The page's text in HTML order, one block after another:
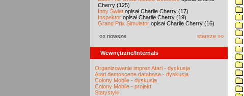
Cherry (125)
Inny Świat opisał Charlie Cherry (17)
Inspektor opisał Charlie Cherry (19)
Grand Prix Simulator opisał Charlie Cherry (16)
«« nowsze starsze »»
Wewnętrzne/Internals
Organizowanie imprez Atari - dyskusja
Atari demoscene database - dyskusja
Colony Mobile - dyskusja
Colony Mobile - projekt
Statystyki